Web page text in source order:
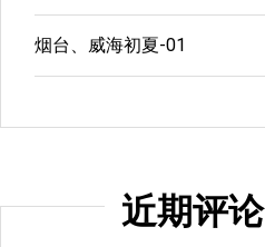
烟台、威海初夏-01
近期评论